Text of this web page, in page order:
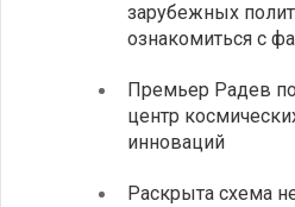
зарубежных
ознакомиться с
Премьер Радев
центр
инноваций
Раскрыта схема